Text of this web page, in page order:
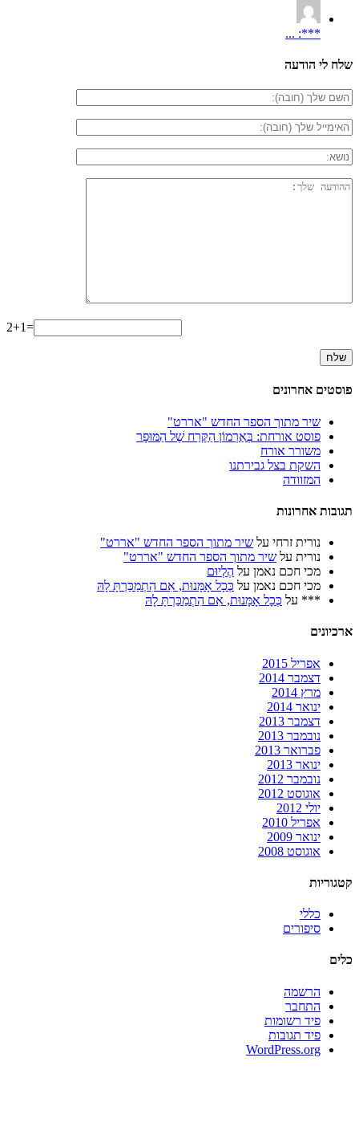
***: ...
שלח לי הודעה
2+1=
פוסטים אחרונים
שיר מתוך הספר החדש "אררט"
פוסט אורחת: בְּאַרְמוֹן הַקֶּרַח שֶׁל הַמּוּפָר
משורר אורח
השקת בצל גבירתנו
המזוודה
תגובות אחרונות
נורית זרחי על שיר מתוך הספר החדש "אררט"
נורית על שיר מתוך הספר החדש "אררט"
מכי חכם נאמן על הֶלְיוּם
מכי חכם נאמן על כְּכָל אָמָּנוּת, אִם הִתְמַכַּרְתָּ לָהּ
*** על כְּכָל אָמָּנוּת, אִם הִתְמַכַּרְתָּ לָהּ
ארכיונים
אפריל 2015
דצמבר 2014
מרץ 2014
ינואר 2014
דצמבר 2013
נובמבר 2013
פברואר 2013
ינואר 2013
נובמבר 2012
אוגוסט 2012
יולי 2012
אפריל 2010
ינואר 2009
אוגוסט 2008
קטגוריות
כללי
סיפורים
כלים
הרשמה
התחבר
פיד רשומות
פיד תגובות
WordPress.org